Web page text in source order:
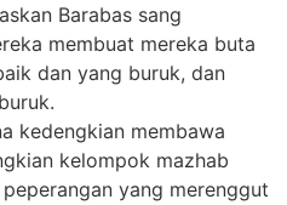
Barabas sang
membuat mereka buta
dan yang buruk, dan
kedengkian membawa
kelompok mazhab
yang merenggut